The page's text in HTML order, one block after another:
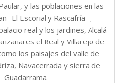
y las poblaciones en las
-El Escorial y Rascafría- ,
real y los jardines, Alcalá
el Real y Villarejo de
los paisajes del valle de
Navacerrada y sierra de
Guadarrama.